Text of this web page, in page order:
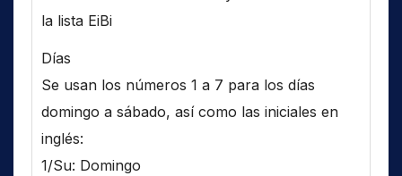
la lista EiBi
Días
Se usan los números 1 a 7 para los días
domingo a sábado, así como las iniciales en
inglés:
1/Su: Domingo